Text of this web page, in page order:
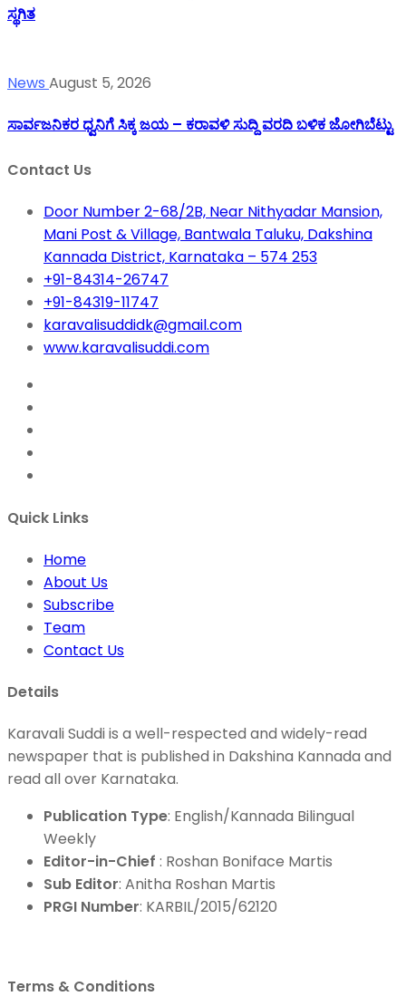
ಸ್ಥಗಿತ
News August 5, 2026
ಸಾರ್ವಜನಿಕರ ಧ್ವನಿಗೆ ಸಿಕ್ಕ ಜಯ – ಕರಾವಳಿ ಸುದ್ದಿ ವರದಿ ಬಳಿಕ ಜೋಗಿಬೆಟ್ಟು
Contact Us
Door Number 2-68/2B, Near Nithyadar Mansion,
Mani Post & Village, Bantwala Taluku, Dakshina
Kannada District, Karnataka – 574 253
+91-84314-26747
+91-84319-11747
karavalisuddidk@gmail.com
www.karavalisuddi.com
Quick Links
Home
About Us
Subscribe
Team
Contact Us
Details
Karavali Suddi is a well-respected and widely-read
newspaper that is published in Dakshina Kannada and
read all over Karnataka.
Publication Type: English/Kannada Bilingual
Weekly
Editor-in-Chief : Roshan Boniface Martis
Sub Editor: Anitha Roshan Martis
PRGI Number: KARBIL/2015/62120
Terms & Conditions